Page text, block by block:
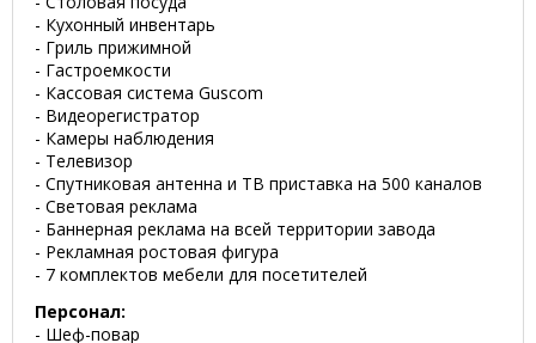
- Кухонный инвентарь
- Гриль прижимной
- Гастроемкости
- Кассовая система Guscom
- Видеорегистратор
- Камеры наблюдения
- Телевизор
- Спутниковая антенна и ТВ приставка на 500 каналов
- Световая реклама
- Баннерная реклама на всей территории завода
- Рекламная ростовая фигура
- 7 комплектов мебели для посетителей
Персонал:
- Шеф-повар